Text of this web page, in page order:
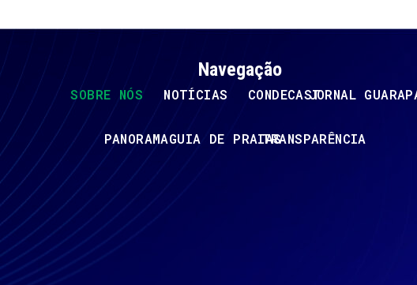
Navegação
SOBRE NÓS NOTÍCIAS CONDECASTJORNAL
PANORAMAGUIA DE PRAIASTRANSPARÊNCIA